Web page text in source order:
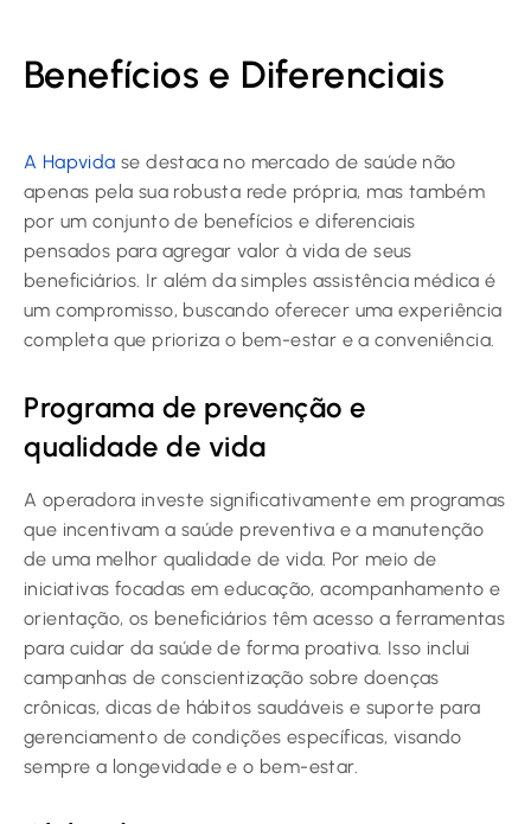
Benefícios e Diferenciais
A Hapvida se destaca no mercado de saúde não
apenas pela sua robusta rede própria, mas também
por um conjunto de benefícios e diferenciais
pensados para agregar valor à vida de seus
beneficiários. Ir além da simples assistência médica é
um compromisso, buscando oferecer uma experiência
completa que prioriza o bem-estar e a conveniência.
Programa de prevenção e
qualidade de vida
A operadora investe significativamente em programas
que incentivam a saúde preventiva e a manutenção
de uma melhor qualidade de vida. Por meio de
iniciativas focadas em educação, acompanhamento e
orientação, os beneficiários têm acesso a ferramentas
para cuidar da saúde de forma proativa. Isso inclui
campanhas de conscientização sobre doenças
crônicas, dicas de hábitos saudáveis e suporte para
gerenciamento de condições específicas, visando
sempre a longevidade e o bem-estar.